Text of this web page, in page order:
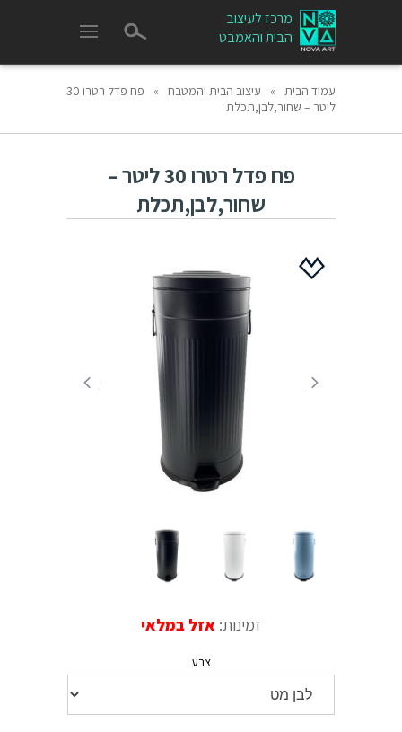
מרכז לעיצוב
הבית והאמבט
עמוד הבית » עיצוב הבית והמטבח »
פח פדל רטרו 30
ליטר – שחור,לבן,תכלת
פח פדל רטרו 30 ליטר –
שחור,לבן,תכלת
זמינות: אזל במלאי
צבע